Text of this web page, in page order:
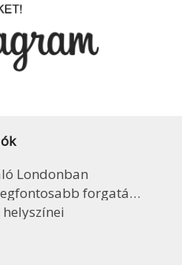
Londonban
forgatási helyszínei